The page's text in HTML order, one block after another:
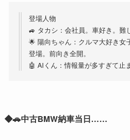
登場人物
🚙 タカシ：会社員。車好き。難
🌟 陽向ちゃん：クルマ大好き女
登場。前向き全開。
🤖 AIくん：情報量が多すぎて止
◆🚗中古BMW納車当日……